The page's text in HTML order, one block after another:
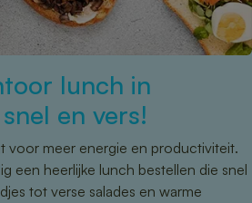
lunch in
en vers!
voor meer energie en productiviteit.
een heerlijke lunch bestellen die snel
tot verse salades en warme